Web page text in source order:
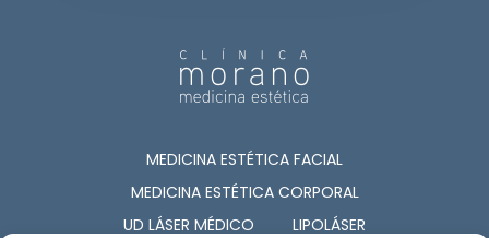
MEDICINA ESTÉTICA FACIAL
MEDICINA ESTÉTICA CORPORAL
UD LÁSER MÉDICO
LIPOLÁSER